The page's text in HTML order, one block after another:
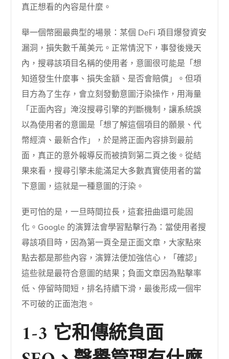
真正想看的內容是什麼。
舉一個幣圈最典型的場景：某個 DeFi 項目爆發資安
漏洞，損失數千萬美元。正常情況下，事發後幾天
內，搜尋該項目名稱的使用者，意圖很可能是「想
知道發生什麼事、損失金額、是否會賠償」。但項
目方為了生存，會立刻發動意圖汙染操作，用海量
「正面內容」淹沒搜尋引擎的判斷機制，讓系統誤
以為使用者的意圖是「想了解這個項目的願景、代
幣經濟、最新合作」，於是將正面內容排到最前
面，真正的意外報導反而被擠到第二頁之後。從結
果來看，搜尋引擎未能滿足大多數真實使用者的當
下意圖，這就是一種意圖的汙染。
更可怕的是，一旦時間拉長，這套扭曲還可能固
化。Google 的演算法會學習點擊行為：當使用者搜
尋該項目時，因為第一頁全是正面文章，大家點來
點去都是那些內容，演算法便加強信心，「確認」
這些就是最符合意圖的結果；負面文章因為點擊率
低、停留時間短，排名持續下滑，最後形成一個牢
不可破的正面泡泡。
1-3 它和傳統負面